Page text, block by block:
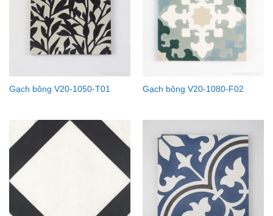
Gạch bông V20-1050-T01 Gạch bông V20-1080-F02